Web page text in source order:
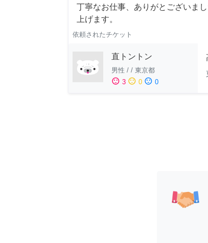
丁寧なお仕事、ありがとございま
上げます。
依頼されたチケット
直トントン
男性 / / 東京都
sentiment_satisfied 3 sentiment_neutral 0 sentiment_dissatisfied 0